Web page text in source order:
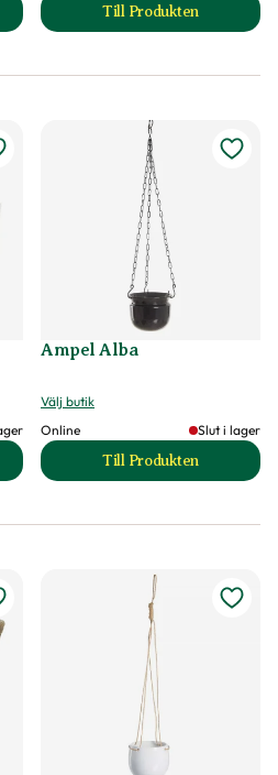
Valdemar produktsida
Till Produkten
till Väggkruka
Boardee produktsida
Ampel Alba
Välj butik
Online
Slut i lager
Till Produkten
till Ampel Alba